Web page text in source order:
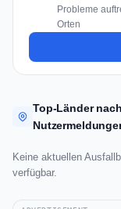
Probleme
Orten
Top-Länder nach
Keine aktuellen
verfügbar.